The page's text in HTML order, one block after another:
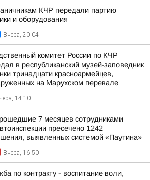
КЧР передали партию
и оборудования
Вчера, 20:04
комитет России по КЧР
в республиканский музей-заповедник
тринадцати красноармейцев,
на Марухском перевале
14:10
7 месяцев сотрудниками
пресечено 1242
выявленных системой «Паутина»
Вчера, 16:50
по контракту - воспитание воли,